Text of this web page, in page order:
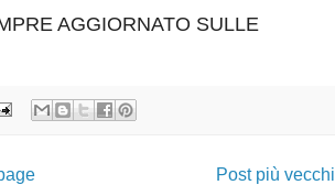
AGGIORNATO SULLE
Post più vecchi